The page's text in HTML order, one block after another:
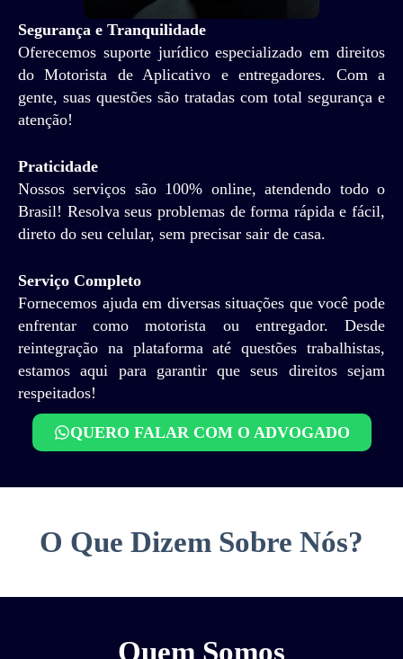
Segurança e Tranquilidade
Oferecemos suporte jurídico especializado em direitos
do Motorista de Aplicativo e entregadores. Com a
gente, suas questões são tratadas com total segurança e
atenção!
Praticidade
Nossos serviços são 100% online, atendendo todo o
Brasil! Resolva seus problemas de forma rápida e fácil,
direto do seu celular, sem precisar sair de casa.
Serviço Completo
Fornecemos ajuda em diversas situações que você pode
enfrentar como motorista ou entregador. Desde
reintegração na plataforma até questões trabalhistas,
estamos aqui para garantir que seus direitos sejam
respeitados!
QUERO FALAR COM O ADVOGADO
O Que Dizem Sobre Nós?
Quem Somos